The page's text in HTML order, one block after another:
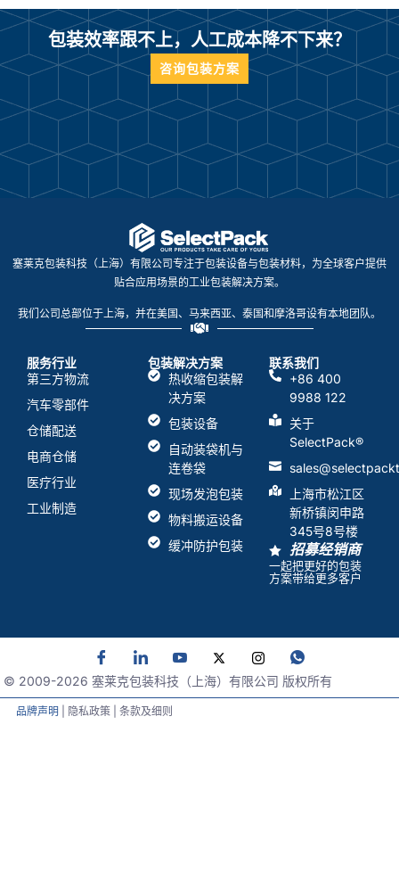
包装效率跟不上，人工成本降不下来？
咨询包装方案
塞莱克包装科技（上海）有限公司专注于包装设备与包装材料，为全球客户提供
贴合应用场景的工业包装解决方案。
我们公司总部位于上海，并在美国、马来西亚、泰国和摩洛哥设有本地团队。
服务行业
第三方物流
汽车零部件
仓储配送
电商仓储
医疗行业
工业制造
包装解决方案
热收缩包装解
决方案
包装设备
自动装袋机与
连卷袋
现场发泡包装
物料搬运设备
缓冲防护包装
联系我们
+86 400
9988 122
关于
SelectPack®
上海市松江区
新桥镇闵申路
345号8号楼
招募经销商
一起把更好的包装
方案带给更多客户
© 2009-2026 塞莱克包装科技（上海）有限公司 版权所有
品牌声明 | 隐私政策 | 条款及细则